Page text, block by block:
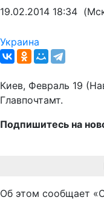
19.02.2014 18:34
Украина
Киев, Февраль 19
Главпочтамт.
Подпишитесь на
Об этом сообщает